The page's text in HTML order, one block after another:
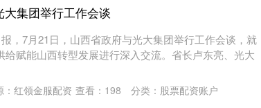
集团举行工作会谈
，7月21日，山西省政府与光大集团举行工作会谈，就
赋能山西转型发展进行深入交流。省长卢东亮、光大
：红领金服配资 查看： 198 分类： 股票配资账户